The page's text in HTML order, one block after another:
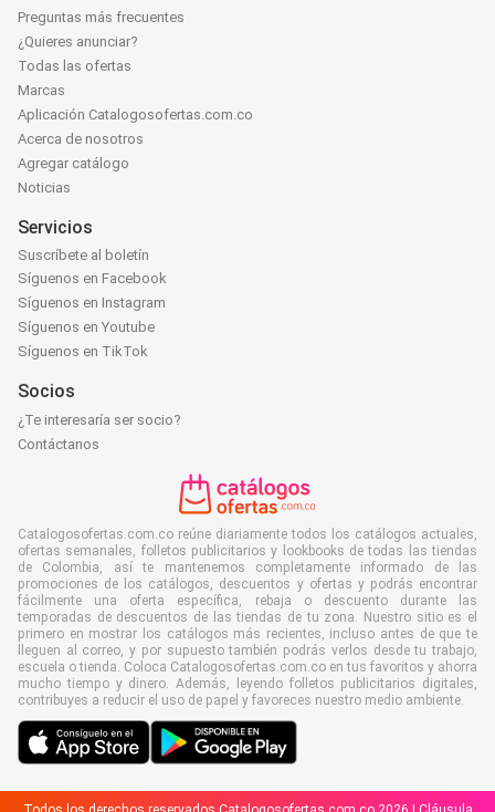
Preguntas más frecuentes
¿Quieres anunciar?
Todas las ofertas
Marcas
Aplicación Catalogosofertas.com.co
Acerca de nosotros
Agregar catálogo
Noticias
Servicios
Suscríbete al boletín
Síguenos en Facebook
Síguenos en Instagram
Síguenos en Youtube
Síguenos en TikTok
Socios
¿Te interesaría ser socio?
Contáctanos
Catalogosofertas.com.co reúne diariamente todos los catálogos actuales,
ofertas semanales, folletos publicitarios y lookbooks de todas las tiendas
de Colombia, así te mantenemos completamente informado de las
promociones de los catálogos, descuentos y ofertas y podrás encontrar
fácilmente una oferta específica, rebaja o descuento durante las
temporadas de descuentos de las tiendas de tu zona. Nuestro sitio es el
primero en mostrar los catálogos más recientes, incluso antes de que te
lleguen al correo, y por supuesto también podrás verlos desde tu trabajo,
escuela o tienda. Coloca Catalogosofertas.com.co en tus favoritos y ahorra
mucho tiempo y dinero. Además, leyendo folletos publicitarios digitales,
contribuyes a reducir el uso de papel y favoreces nuestro medio ambiente.